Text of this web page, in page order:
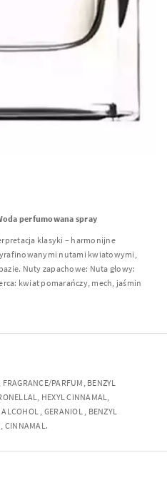
perfumowana spray
klasyki – harmonijne
nutami kwiatowymi,
Nuty zapachowe: Nuta głowy:
kwiat pomarańczy, mech, jaśmin
PARFUM, BENZYL
HEXYL CINNAMAL,
, GERANIOL , BENZYL
CINNAMAL.